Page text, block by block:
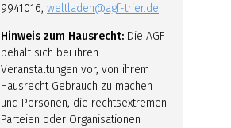
9941016, weltladen@agf-trier.de
Hinweis zum Hausrecht: Die AGF
behält sich bei ihren
Veranstaltungen vor, von ihrem
Hausrecht Gebrauch zu machen
und Personen, die rechtsextremen
Parteien oder Organisationen